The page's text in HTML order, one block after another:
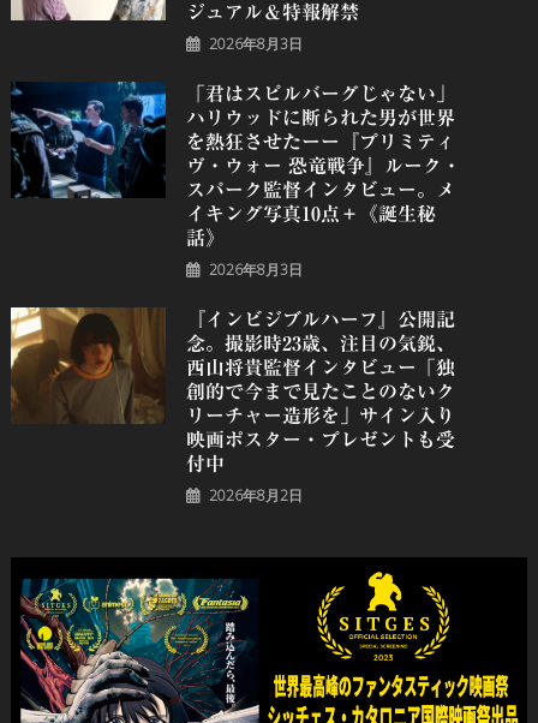
ジュアル＆特報解禁
2026年8月3日
「君はスピルバーグじゃない」
ハリウッドに断られた男が世界
を熱狂させたーー『プリミティ
ヴ・ウォー 恐⻯戦争』ルーク・
スパーク監督インタビュー。メ
イキング写真10点＋《誕⽣秘
話》
2026年8月3日
『インビジブルハーフ』公開記
念。撮影時23歳、注目の気鋭、
⻄⼭将貴監督インタビュー「独
創的で今まで見たことのないク
リーチャー造形を」サイン入り
映画ポスター・プレゼントも受
付中
2026年8月2日